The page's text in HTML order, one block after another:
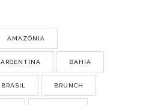
AMAZÔNIA
ARGENTINA BAHIA
BRASIL BRUNCH